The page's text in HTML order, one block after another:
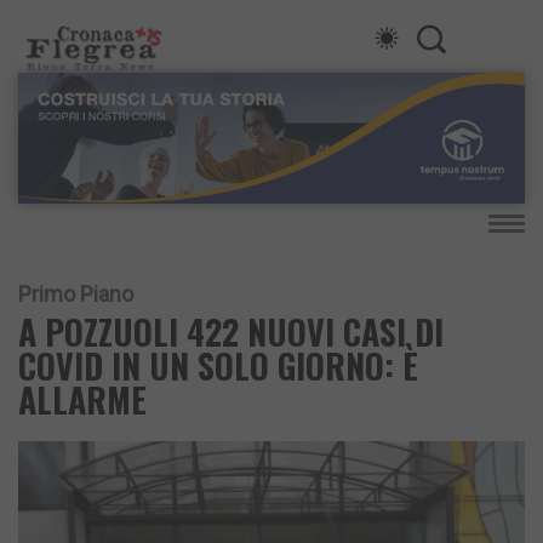
Primo Piano
A POZZUOLI 422 NUOVI CASI DI
COVID IN UN SOLO GIORNO: È
ALLARME